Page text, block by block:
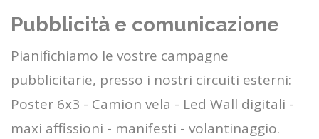
Pubblicità e comunicazione
Pianifichiamo le vostre campagne
pubblicitarie, presso i nostri circuiti esterni:
Poster 6x3 - Camion vela - Led Wall digitali -
maxi affissioni - manifesti - volantinaggio.